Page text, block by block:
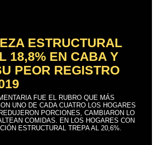
ESTRUCTURAL
18,8% EN CABA Y
PEOR REGISTRO
FUE EL RUBRO QUE MÁS
UNO DE CADA CUATRO LOS HOGARES
PORCIONES, CAMBIARON LO
COMIDAS. EN LOS HOGARES CON
ESTRUCTURAL TREPA AL 20,6%.